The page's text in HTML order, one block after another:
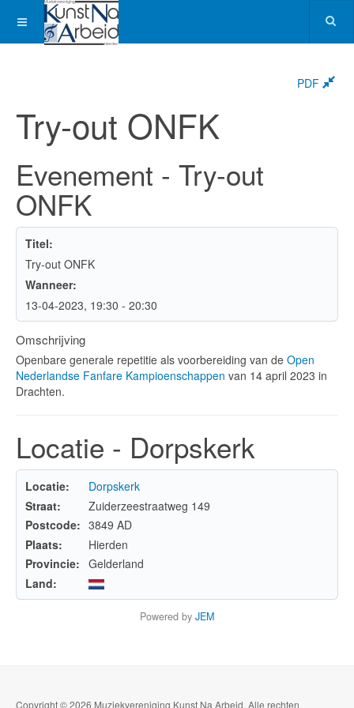
PDF
Try-out ONFK
Evenement - Try-out
ONFK
Titel:
Try-out ONFK
Wanneer:
13-04-2023, 19:30 - 20:30
Omschrijving
Openbare generale repetitie als voorbereiding van de Open
Nederlandse Fanfare Kampioenschappen van 14 april 2023 in
Drachten.
Locatie - Dorpskerk
Locatie:
Dorpskerk
Straat:
Zuiderzeestraatweg 149
Postcode: 3849 AD
Plaats:
Hierden
Provincie: Gelderland
Land:
Powered by JEM
Copyright © 2026 Muziekvereniging Kunst Na Arbeid. Alle rechten